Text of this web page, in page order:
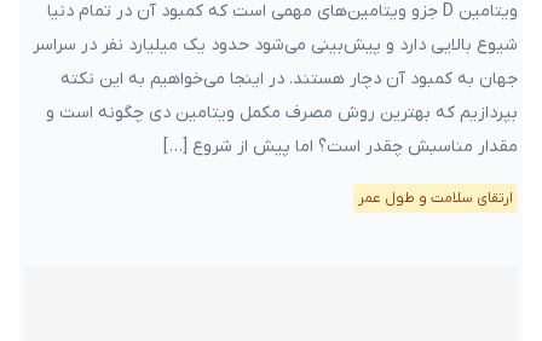
ویتامین D جزو ویتامین‌های مهمی است که کمبود آن در تمام دنیا
شیوع بالایی دارد و پیش‌بینی می‌شود حدود یک میلیارد نفر در سراسر
جهان به کمبود آن دچار هستند. در اینجا می‌خواهیم به این نکته
بپردازیم که بهترین روش مصرف مکمل ویتامین دی چگونه است و
مقدار مناسبش چقدر است؟ اما پیش از شروع […]
ارتقای سلامت و طول عمر